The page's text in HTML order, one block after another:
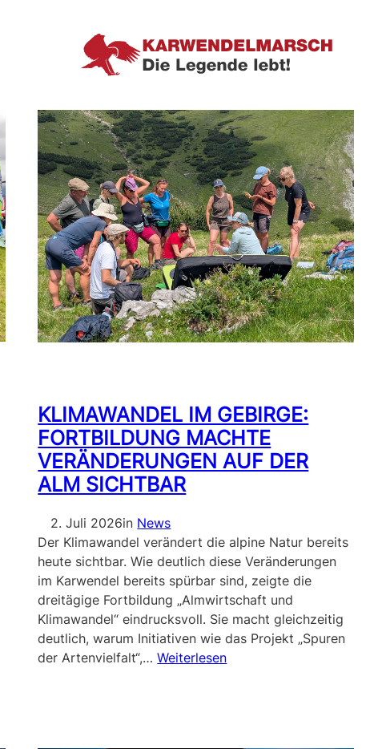
KLIMAWANDEL IM GEBIRGE:
FORTBILDUNG MACHTE
VERÄNDERUNGEN AUF DER
ALM SICHTBAR
2. Juli 2026in News
Der Klimawandel verändert die alpine Natur bereits
heute sichtbar. Wie deutlich diese Veränderungen
im Karwendel bereits spürbar sind, zeigte die
dreitägige Fortbildung „Almwirtschaft und
Klimawandel“ eindrucksvoll. Sie macht gleichzeitig
deutlich, warum Initiativen wie das Projekt „Spuren
der Artenvielfalt“,…Weiterlesen